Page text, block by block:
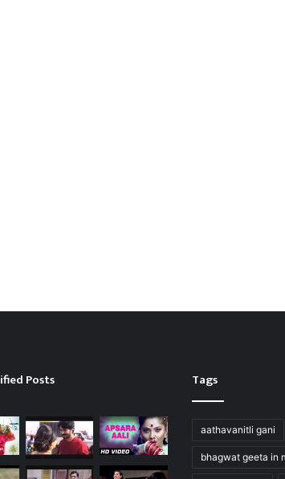
Posts Tags
aathavanitli gani
bhagwat geeta in